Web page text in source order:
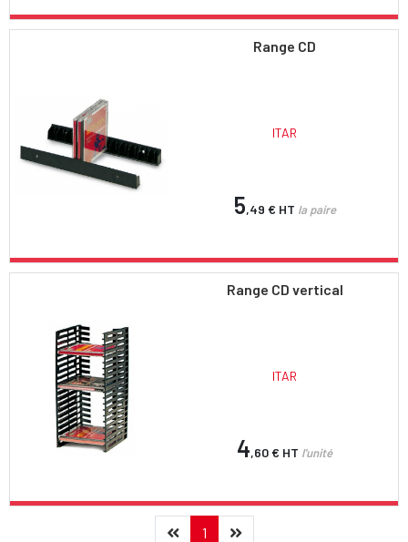
Range CD
ITAR
5,49 € HT la paire
Range CD vertical
ITAR
4,60 € HT l'unité
Précédent
1(current)Suivant